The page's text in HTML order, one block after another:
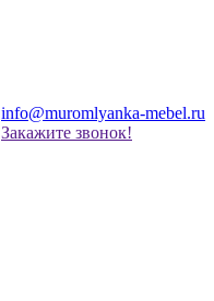
info@muromlyanka-mebel.ru
Закажите звонок!